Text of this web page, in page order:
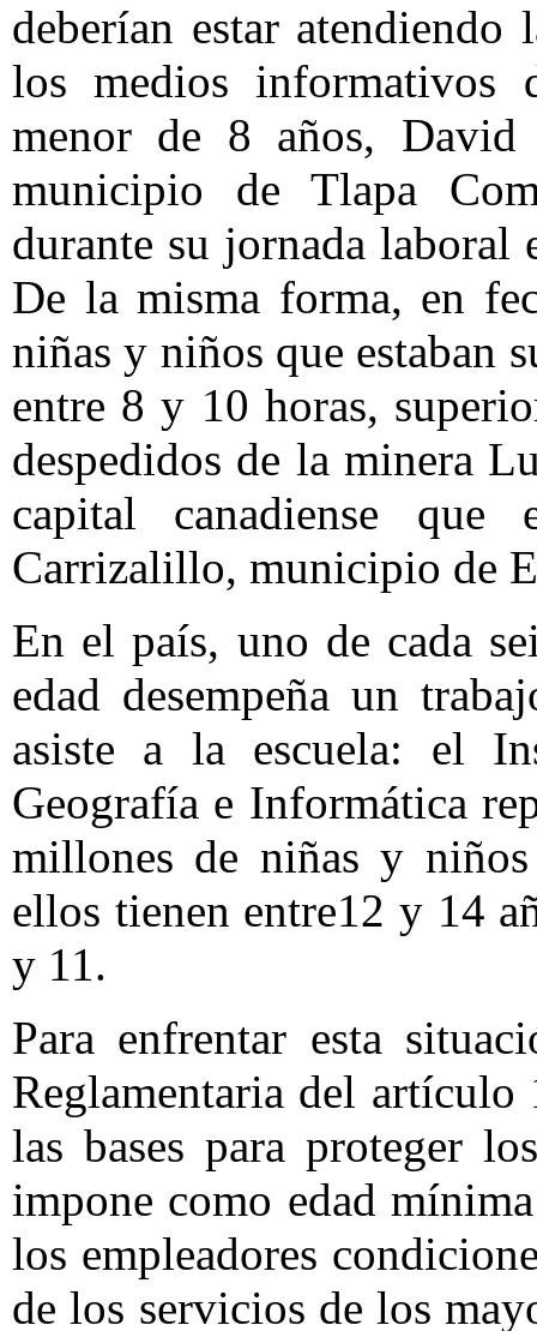
deberían estar atendiendo
los medios informativos
menor de 8 años, David
municipio de Tlapa
durante su jornada laboral
De la misma forma, en
niñas y niños que estaban
entre 8 y 10 horas,
despedidos de la minera
capital canadiense
Carrizalillo, municipio de
En el país, uno de cada
edad desempeña un
asiste a la escuela: el
Geografía e Informática
millones de niñas y niños
ellos tienen entre12 y 14
y 11.
Para enfrentar esta
Reglamentaria del artículo
las bases para proteger
impone como edad
los empleadores
de los servicios de los